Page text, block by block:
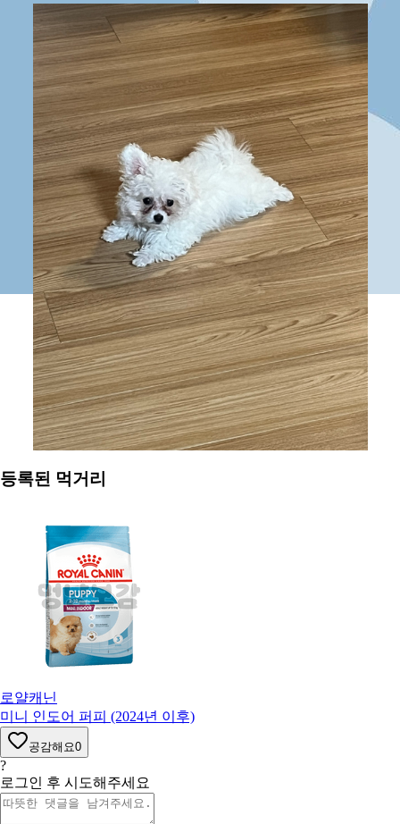
등록된 먹거리
로얄캐닌
미니 인도어 퍼피 (2024년 이후)
공감해요0
?
로그인 후 시도해주세요